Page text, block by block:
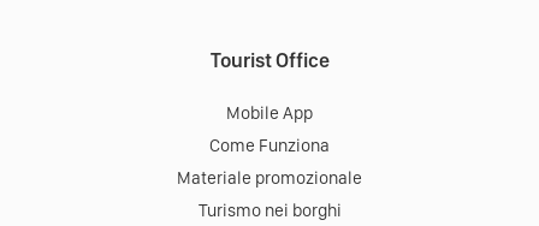
Tourist Office
Mobile App
Come Funziona
Materiale promozionale
Turismo nei borghi